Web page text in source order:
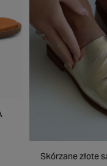
Skórzane złote